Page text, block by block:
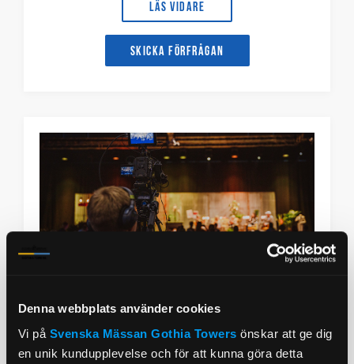
Denna webbplats använder cookies
Vi på Svenska Mässan Gothia Towersönskar att ge dig
en unik kundupplevelse och för att kunna göra detta
Läs vidare
Skicka förfrågan
Hybridmöte
Om ni inte har möjlighet att samla alla